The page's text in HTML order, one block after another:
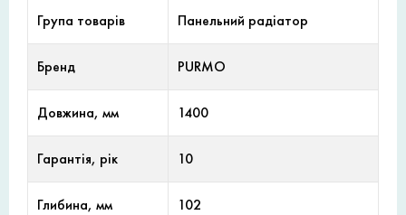
Група товарів Панельний радіатор
Бренд PURMO
Довжина, мм 1400
Гарантія, рік 10
Глибина, мм 102